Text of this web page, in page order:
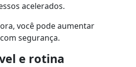
acelerados.
você pode aumentar
segurança.
e rotina